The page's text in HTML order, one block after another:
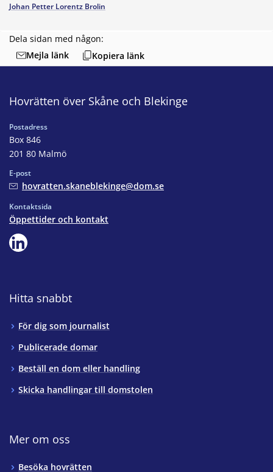
Dela sidan med någon:
Mejla länk
Kopiera länk
Johan Petter Lorentz Brolin
Hovrätten över Skåne och Blekinge
Postadress
Box 846
201 80 Malmö
E-post
hovratten.skaneblekinge@dom.se
Kontaktsida
Öppettider och kontakt
Hitta snabbt
För dig som journalist
Publicerade domar
Beställ en dom eller handling
Skicka handlingar till domstolen
Mer om oss
Besöka hovrätten